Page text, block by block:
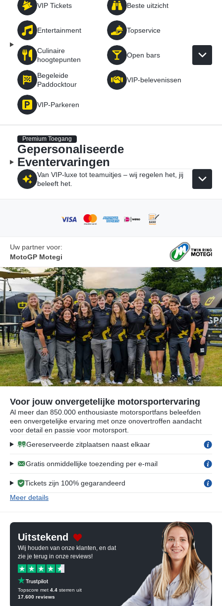
VIP Tickets Beste uitzicht
Entertainment Topservice
Culinaire
hoogtepunten
Open bars
Begeleide
Paddocktour
VIP-belevenissen
VIP-Parkeren
Premium Toegang
Gepersonaliseerde
Eventervaringen
Van VIP-luxe tot teamuitjes – wij regelen het, jij
beleeft het.
Uw partner voor:
MotoGP Motegi
Voor jouw onvergetelijke motorsportervaring
Al meer dan 850.000 enthousiaste motorsportfans beleefden
een onvergetelijke ervaring met onze onovertroffen aandacht
voor detail en passie voor motorsport.
Gereserveerde zitplaatsen naast elkaar
Gratis onmiddellijke toezending per e-mail
Tickets zijn 100% gegarandeerd
Meer details
Uitstekend
Wij houden van onze klanten, en dat
zie je terug in onze reviews!
Topscore met 4.4 sterren uit
17.600 reviews